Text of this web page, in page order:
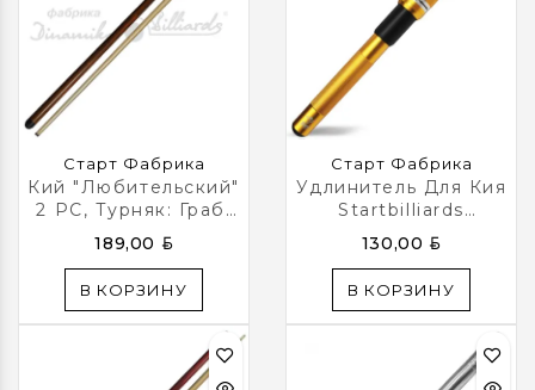
Старт Фабрика
Кий "Любительский"
2 РС, Турняк: Граб,
Цвет Венге
189,00 BYN
В КОРЗИНУ
Старт Фабрика
Удлинитель Для Кия
Startbilliards
(золотой)
130,00 BYN
В КОРЗИНУ